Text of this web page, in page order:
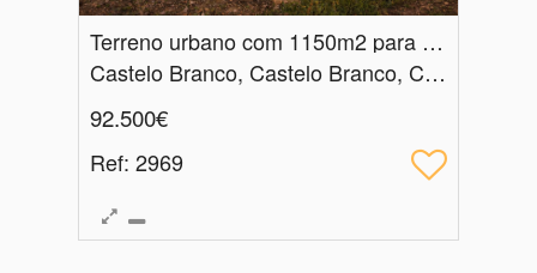
Terreno urbano com 1150m2 para construção, Venda, Castelo Branco
Castelo Branco, Castelo Branco, Castelo Branco
92.500€
Ref: 2969